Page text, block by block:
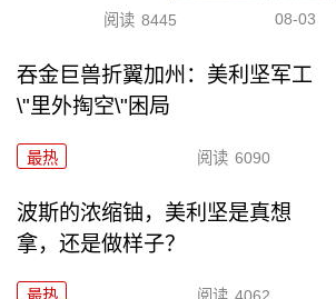
阅读 8445 08-03
吞金巨兽折翼加州：美利坚军工
\"里外掏空\"困局
最热 阅读 6090
波斯的浓缩铀，美利坚是真想
拿，还是做样子？
最热 阅读 4062